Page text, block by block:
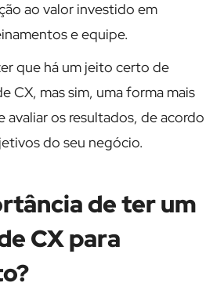
ao valor investido em
e equipe.
que há um jeito certo de
CX, mas sim, uma forma mais
avaliar os resultados, de acordo
do seu negócio.
de ter um
CX para